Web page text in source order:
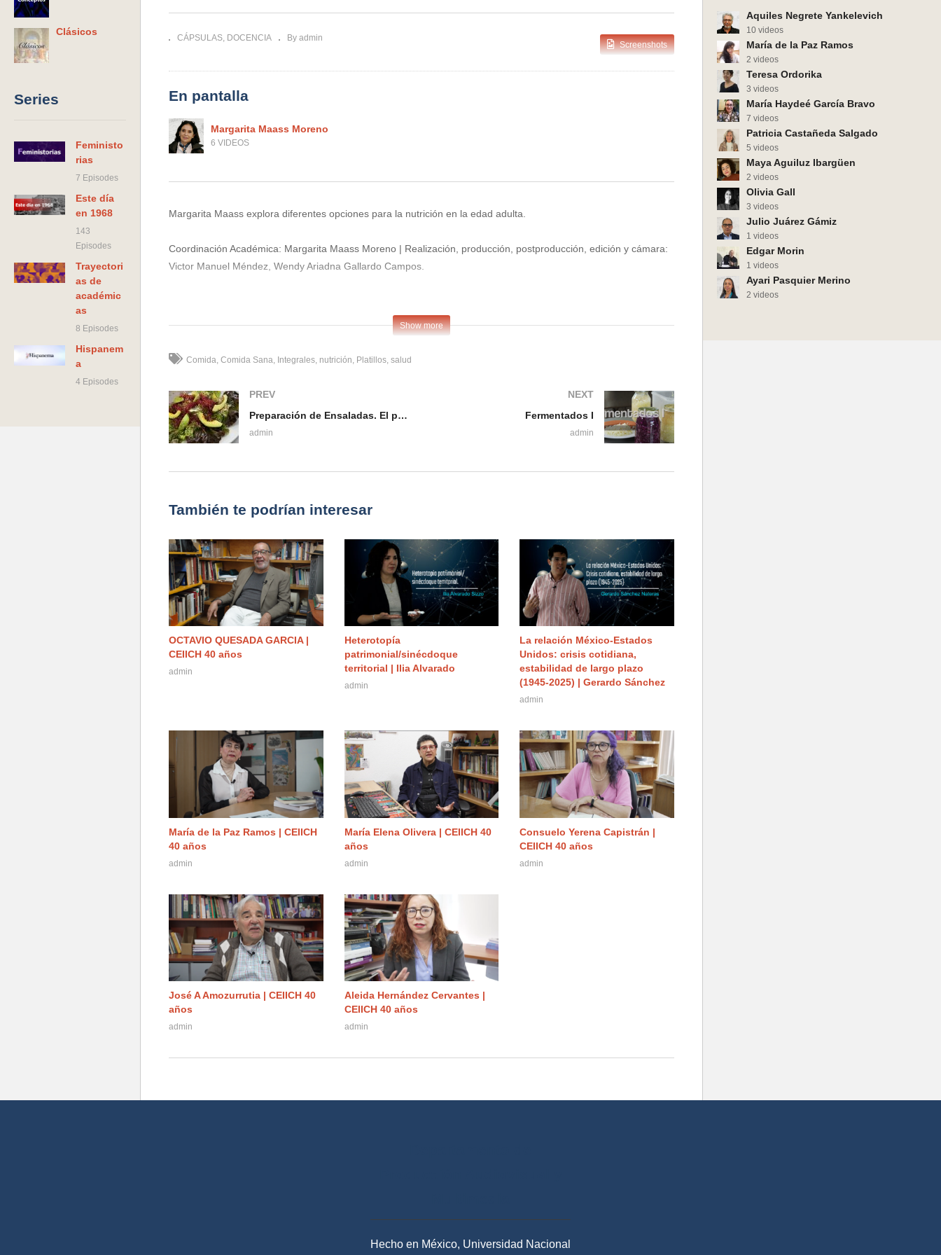
Clásicos
Series
Feministo
rias
7 Episodes
Este día
en 1968
143
Episodes
Trayectori
as de
académic
as
8 Episodes
Hispanem
a
4 Episodes
Cine silente
en la noción de raza | Olivia Gall
Xenofobia vistos desde México
Representar a los virus
y
CÁPSULAS DOCENCIA By admin
Screenshots
En pantalla
Margarita Maass Moreno
6 VIDEOS
Margarita Maass explora diferentes opciones para la nutrición en la edad adulta.
Coordinación Académica: Margarita Maass Moreno | Realización, producción, postproducción, edición y cámara:
Victor Manuel Méndez, Wendy Ariadna Gallardo Campos.
(Visited 49 times, 1 visits today)
Show more
Comida Comida Sana Integrales nutrición Platillos salud
PREV
Preparación de Ensaladas. El poder de la nutrición sobre la salud en la edad adulta
admin
NEXT
Fermentados I
admin
También te podrían interesar
OCTAVIO QUESADA GARCIA |
CEIICH 40 años
admin
Heterotopía
patrimonial/sinécdoque
territorial | Ilia Alvarado
admin
La relación México-Estados
Unidos: crisis cotidiana,
estabilidad de largo plazo
(1945-2025) | Gerardo Sánchez
admin
María de la Paz Ramos | CEIICH
40 años
admin
María Elena Olivera | CEIICH 40
años
admin
Consuelo Yerena Capistrán |
CEIICH 40 años
admin
José A Amozurrutia | CEIICH 40
años
admin
Aleida Hernández Cervantes |
CEIICH 40 años
admin
Aquiles Negrete Yankelevich
10 videos
María de la Paz Ramos
2 videos
Teresa Ordorika
3 videos
María Haydeé García Bravo
7 videos
Patricia Castañeda Salgado
5 videos
Maya Aguiluz Ibargüen
2 videos
Olivia Gall
3 videos
Julio Juárez Gámiz
1 videos
Edgar Morin
1 videos
Ayari Pasquier Merino
2 videos
Hecho en México, Universidad Nacional